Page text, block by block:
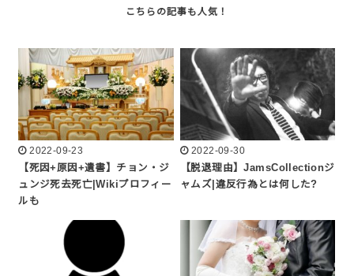
2022-09-23
【死因+原因+遺書】チョン・ジ
ュンジ死去死亡|Wikiプロフィー
ルも
2022-09-30
【脱退理由】JamsCollectionジ
ャムズ|違反行為とは何した?